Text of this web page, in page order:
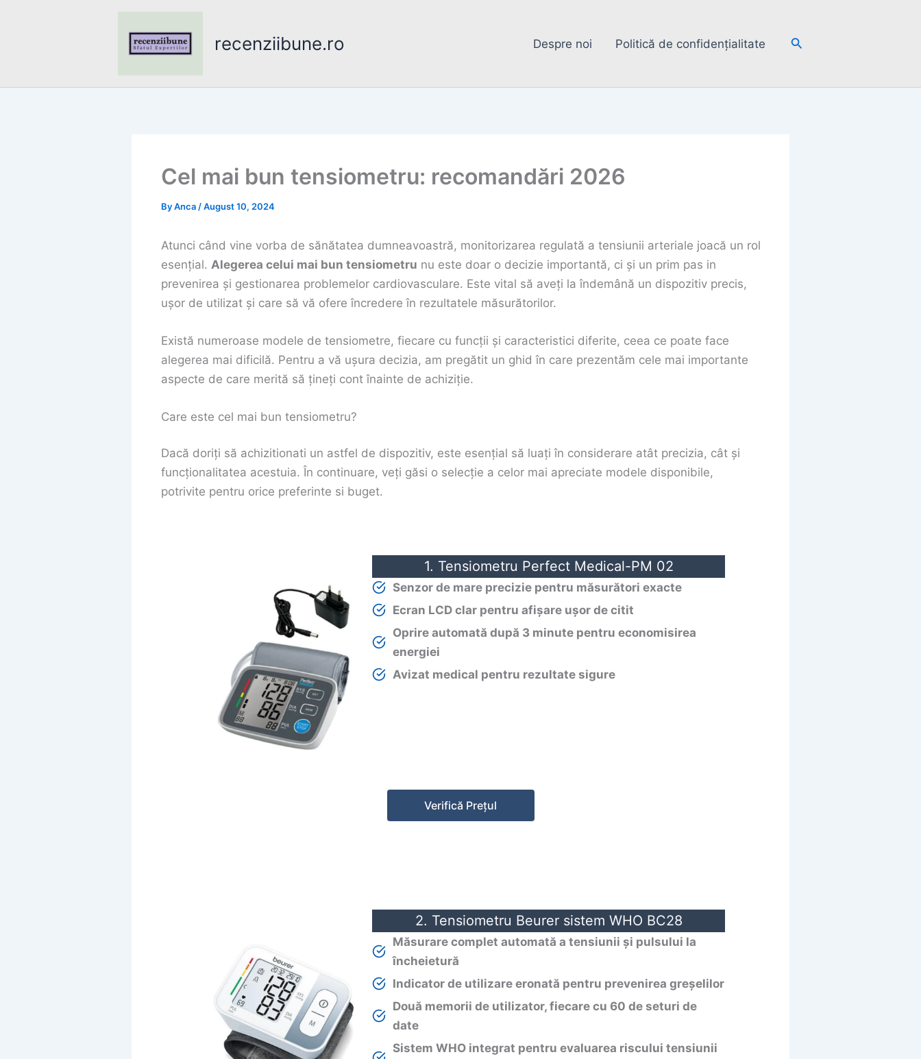
recenziibune.ro Despre noi Politică de confidențialitate Search
Cel mai bun tensiometru: recomandări 2026
ByAnca /August 10, 2024
Atunci când vine vorba de sănătatea dumneavoastră, monitorizarea regulată a tensiunii arteriale joacă un rol
esențial. Alegerea celui mai bun tensiometru nu este doar o decizie importantă, ci și un prim pas in
prevenirea și gestionarea problemelor cardiovasculare. Este vital să aveți la îndemână un dispozitiv precis,
ușor de utilizat și care să vă ofere încredere în rezultatele măsurătorilor.
Există numeroase modele de tensiometre, fiecare cu funcții și caracteristici diferite, ceea ce poate face
alegerea mai dificilă. Pentru a vă ușura decizia, am pregătit un ghid în care prezentăm cele mai importante
aspecte de care merită să țineți cont înainte de achiziție.
Care este cel mai bun tensiometru?
Dacă doriți să achizitionati un astfel de dispozitiv, este esențial să luați în considerare atât precizia, cât și
funcționalitatea acestuia. În continuare, veți găsi o selecție a celor mai apreciate modele disponibile,
potrivite pentru orice preferinte si buget.
1. Tensiometru Perfect Medical-PM 02
Senzor de mare precizie pentru măsurători exacte
Ecran LCD clar pentru afișare ușor de citit
Oprire automată după 3 minute pentru economisirea
energiei
Avizat medical pentru rezultate sigure
Verifică Prețul
2. Tensiometru Beurer sistem WHO BC28
Măsurare complet automată a tensiunii și pulsului la
încheietură
Indicator de utilizare eronată pentru prevenirea greșelilor
Două memorii de utilizator, fiecare cu 60 de seturi de
date
Sistem WHO integrat pentru evaluarea riscului tensiunii